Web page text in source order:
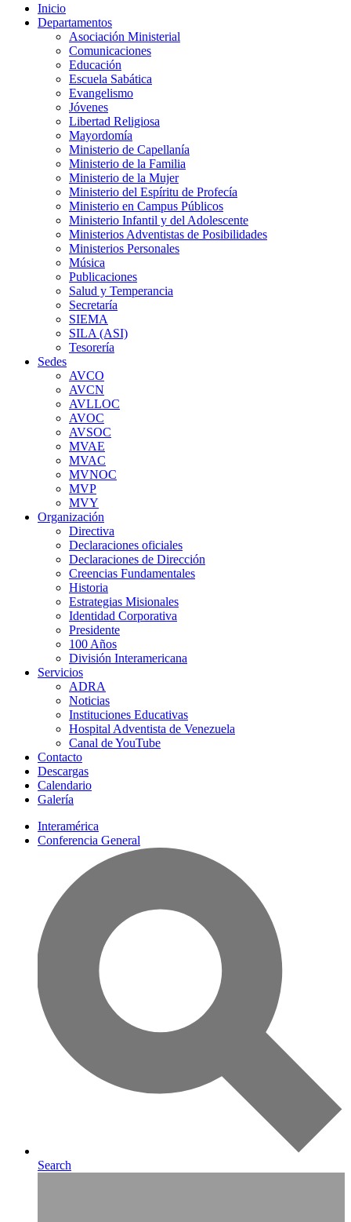
Inicio
Departamentos
Asociación Ministerial
Comunicaciones
Educación
Escuela Sabática
Evangelismo
Jóvenes
Libertad Religiosa
Mayordomía
Ministerio de Capellanía
Ministerio de la Familia
Ministerio de la Mujer
Ministerio del Espíritu de Profecía
Ministerio en Campus Públicos
Ministerio Infantil y del Adolescente
Ministerios Adventistas de Posibilidades
Ministerios Personales
Música
Publicaciones
Salud y Temperancia
Secretaría
SIEMA
SILA (ASI)
Tesorería
Sedes
AVCO
AVCN
AVLLOC
AVOC
AVSOC
MVAE
MVAC
MVNOC
MVP
MVY
Organización
Directiva
Declaraciones oficiales
Declaraciones de Dirección
Creencias Fundamentales
Historia
Estrategias Misionales
Identidad Corporativa
Presidente
100 Años
División Interamericana
Servicios
ADRA
Noticias
Instituciones Educativas
Hospital Adventista de Venezuela
Canal de YouTube
Contacto
Descargas
Calendario
Galería
Interamérica
Conferencia General
Search